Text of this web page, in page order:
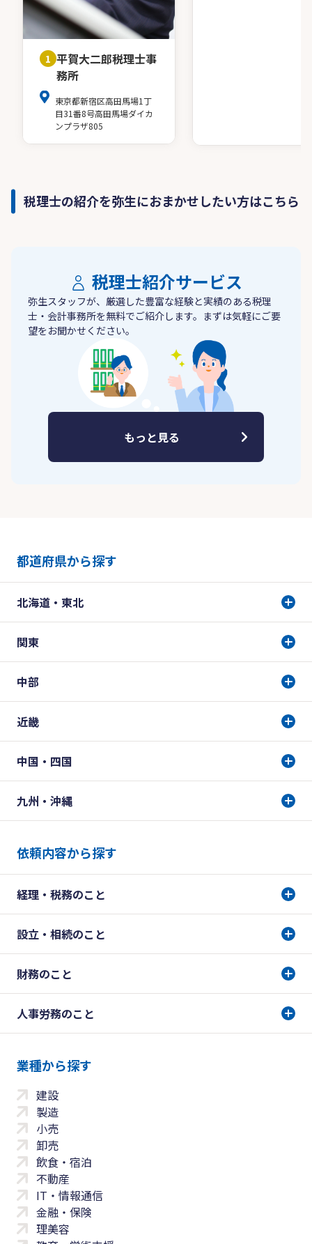
1 平賀大二郎税理士事
務所
東京都新宿区高田馬場1丁
目31番8号高田馬場ダイカ
ンプラザ805
税理士の紹介を弥生におまかせしたい方はこちら
税理士紹介サービス
弥生スタッフが、厳選した豊富な経験と実績のある税理
士・会計事務所を無料でご紹介します。まずは気軽にご要
望をお聞かせください。
もっと見る
都道府県から探す
北海道・東北
関東
中部
近畿
中国・四国
九州・沖縄
依頼内容から探す
経理・税務のこと
設立・相続のこと
財務のこと
人事労務のこと
業種から探す
建設
製造
小売
卸売
飲食・宿泊
不動産
IT・情報通信
金融・保険
理美容